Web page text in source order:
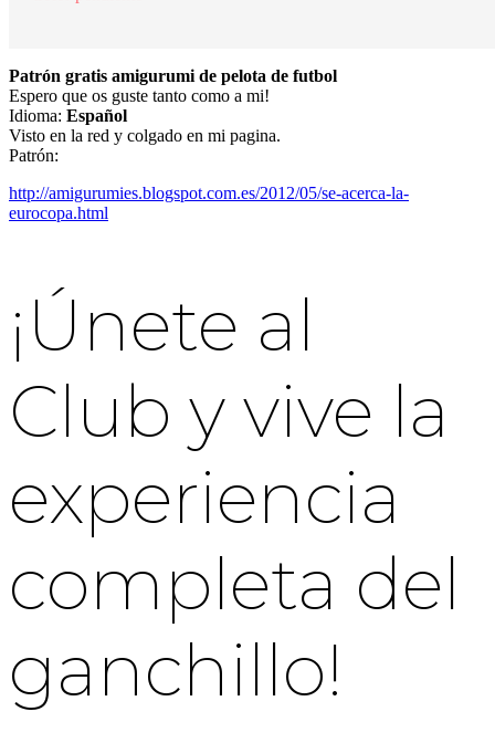
Patrón gratis amigurumi de pelota de futbol
Espero que os guste tanto como a mi!
Idioma: Español
Visto en la red y colgado en mi pagina.
Patrón:
http://amigurumies.blogspot.com.es/2012/05/se-acerca-la-
eurocopa.html
¡Únete al
Club y vive la
experiencia
completa del
ganchillo!